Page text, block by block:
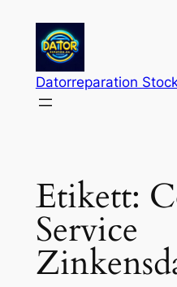
innehåll
Datorreparation
Etikett:
Service